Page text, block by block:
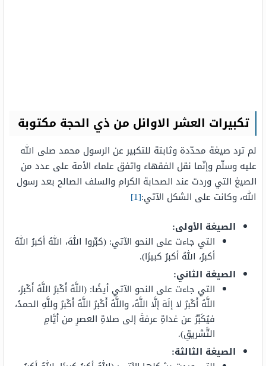
تكبيرات العشر الاوائل من ذي الحجة مكتوبة
لم ترد صيغة محدّدة وثابتة للتكبير عن الرسول محمد صلى الله
عليه وسلّم وإنّما نقل الفقهاء واتفق علماء الأمة على عدد من
الصيغ التي وردت عند الصحابة الكرام والسلف الصالح بعد رسول
الله، وكانت على الشكل الآتي:[1]
الصيغة الأولى:
التي جاءت على النحو الآتي: (كبِّروا اللهَ، اللهُ أكبرُ اللهُ
أكبرُ، اللهُ أكبرُ كبيرًا).
الصيغة الثاني:
التي جاءت على النحو الآتي أيضًا: (اللَّهُ أَكْبرُ اللَّهُ أَكْبرُ،
اللَّهُ أَكْبرُ لا إلَهَ إلَّا اللَّهُ، واللَّهُ أَكْبرُ اللَّهُ أَكْبرُ وللَّهِ الحمدُ،
فيُكَبِّرُ عن غداةِ عرفةَ إلى صلاةِ العصرِ من أيَّامِ
التَّشريقِ).
الصيغة الثالثة: